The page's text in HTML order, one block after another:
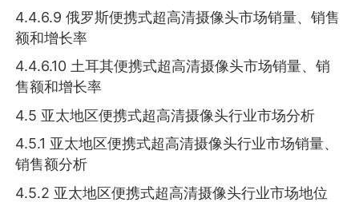
4.4.6.9 俄罗斯便携式超高清摄像头市场销量、销售
额和增长率
4.4.6.10 土耳其便携式超高清摄像头市场销量、销
售额和增长率
4.5 亚太地区便携式超高清摄像头行业市场分析
4.5.1 亚太地区便携式超高清摄像头行业市场销量、
销售额分析
4.5.2 亚太地区便携式超高清摄像头行业市场地位